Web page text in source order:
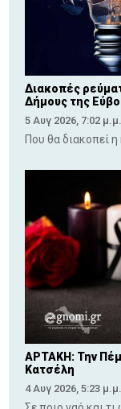
Διακοπές
Δήμους της
5 Αυγ 2026, 7:02 μ.μ.
Που θα διακοπεί
ΑΡΤΑΚΗ: Την
Κατσέλη
4 Αυγ 2026, 5:23 μ.μ.